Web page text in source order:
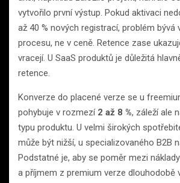
vytvořilo první výstup. Pokud aktivaci
až 40 % nových registrací, problém bývá
procesu, ne v ceně. Retence zase
vracejí. U SaaS produktů je důležitá
retence.
Konverze do placené verze se u
pohybuje v rozmezí 2 až 8 %, záleží ale
typu produktu. U velmi širokých
může být nižší, u specializovaného B2B
Podstatné je, aby se poměr mezi
a příjmem z premium verze dlouhodobě